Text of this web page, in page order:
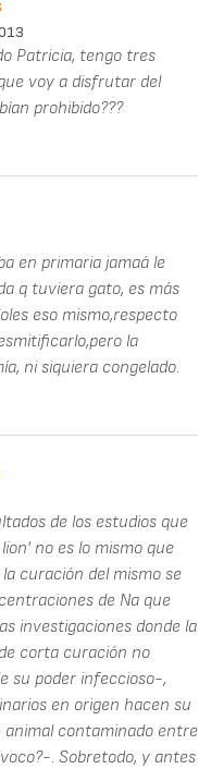
Patricia, tengo tres
voy a disfrutar del
prohibido???
en primaria jamaá le
q tuviera gato, es más
eso mismo,respecto
la
ni siquiera congelado.
de los estudios que
no es lo mismo que
curación del mismo se
de Na que
investigaciones donde la
corta curación no
su poder infeccioso-,
en origen hacen su
animal contaminado entre
. Sobretodo, y antes